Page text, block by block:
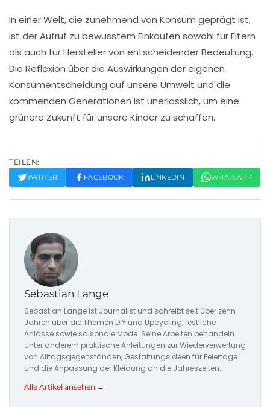
In einer Welt, die zunehmend von Konsum geprägt ist,
ist der Aufruf zu bewusstem Einkaufen sowohl für Eltern
als auch für Hersteller von entscheidender Bedeutung.
Die Reflexion über die Auswirkungen der eigenen
Konsumentscheidung auf unsere Umwelt und die
kommenden Generationen ist unerlässlich, um eine
grünere Zukunft für unsere Kinder zu schaffen.
TEILEN:
TWITTER FACEBOOK LINKEDIN WHATSAPP
Sebastian Lange
Sebastian Lange ist Journalist und schreibt seit über zehn
Jahren über die Themen DIY und Upcycling, festliche
Anlässe sowie saisonale Mode. Seine Arbeiten behandeln
unter anderem praktische Anleitungen zur Wiederverwertung
von Alltagsgegenständen, Gestaltungsideen für Feiertage
und die Anpassung der Kleidung an die Jahreszeiten.
Alle Artikel ansehen →